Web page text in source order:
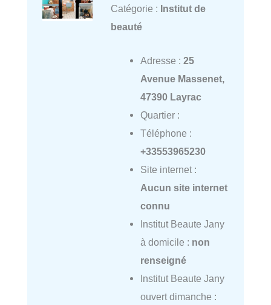
Catégorie : Institut de
beauté
Adresse : 25
Avenue Massenet,
47390 Layrac
Quartier :
Téléphone :
+33553965230
Site internet :
Aucun site internet
connu
Institut Beaute Jany
à domicile : non
renseigné
Institut Beaute Jany
ouvert dimanche :